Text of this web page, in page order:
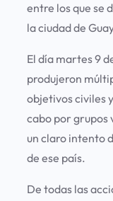
entre los que se
la ciudad de
El día martes 9
produjeron
objetivos civiles
cabo por grupos
un claro intento
de ese país.
De todas las